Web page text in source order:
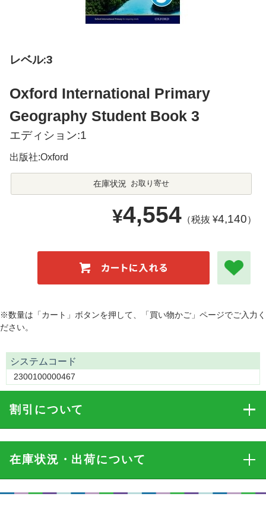
レベル:3
Oxford International Primary
Geography Student Book 3
エディション:1
出版社:Oxford
在庫状況 お取り寄せ
¥4,554 （税抜 ¥4,140）
※数量は「カート」ボタンを押して、「買い物かご」ページでご入力く
ださい。
システムコード
2300100000467
割引 について
在庫状況・出荷について